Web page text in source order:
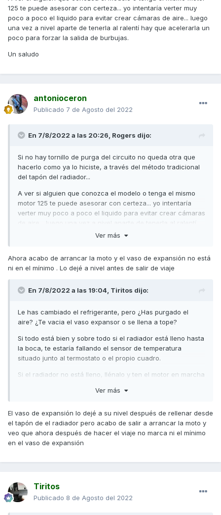
125 te puede asesorar con certeza... yo intentaría verter muy
poco a poco el liquido para evitar crear cámaras de aire... luego
una vez a nivel aparte de tenerla al ralentí hay que acelerarla un
poco para forzar la salida de burbujas.
Un saludo
antonioceron
Publicado 7 de Agosto del 2022
En 7/8/2022 a las 20:26, Rogers dijo:
Si no hay tornillo de purga del circuito no queda otra que
hacerlo como ya lo hiciste, a través del método tradicional
del tapón del radiador...
A ver si alguien que conozca el modelo o tenga el mismo
motor 125 te puede asesorar con certeza... yo intentaría
verter muy poco a poco el liquido para evitar crear cámaras
de aire... luego una vez a nivel aparte de tenerla al ralentí
hay que acelerarla un poco para forzar la salida de
Un saludo
Ver más
Ahora acabo de arrancar la moto y el vaso de expansión no está
ni en el mínimo . Lo dejé a nivel antes de salir de viaje
En 7/8/2022 a las 19:04, Tiritos dijo:
Le has cambiado el refrigerante, pero ¿Has purgado el
aire? ¿Te vacia el vaso expansor o se llena a tope?
Si todo está bien y sobre todo si el radiador está lleno hasta
la boca, te estaría fallando el sensor de temperatura
situado junto al termostato o el propio cuadro.
Si el radiador no está lleno, llénalo y ten el motor en marcha
a tirar el agua por la boca, entonces para el motor, repon el
correcto.
Cuando tengas el motor en marcha, purgado y caliente la
diferencia térmica entre los manguitos de entrada y salida
circula el líquido en el radiador, debería marcar temperatura
alta (sin llegar al rojo) y ponerse en marcha el
Ver más
El vaso de expansión lo dejé a su nivel después de rellenar desde
el tapón de el radiador pero acabo de salir a arrancar la moto y
veo que ahora después de hacer el viaje no marca ni el mínimo
en el vaso de expansión
Tiritos
Publicado 8 de Agosto del 2022